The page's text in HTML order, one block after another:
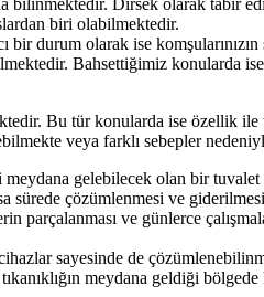
Dirsek olarak tabir
biri olabilmektedir.
bir durum olarak ise
Bahsettiğimiz konularda
Bu tür konularda ise özellik ile
veya farklı sebepler
gelebilecek olan bir tuvalet
sürede çözümlenmesi ve
ve günlerce
sayesinde de
meydana geldiği